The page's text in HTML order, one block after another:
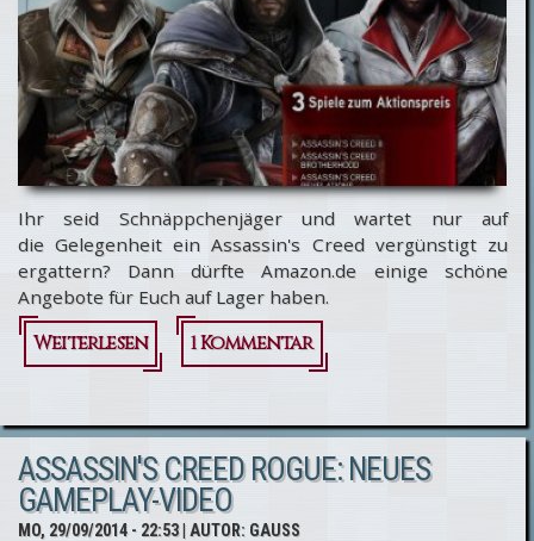
Konsolen
Ihr seid Schnäppchenjäger und wartet nur auf
die Gelegenheit ein Assassin's Creed vergünstigt zu
ergattern? Dann dürfte Amazon.de einige schöne
Angebote für Euch auf Lager haben.
Weiterlesen
über
Wochend-deals
im Anflug!
1 Kommentar
ASSASSIN'S CREED ROGUE: NEUES
GAMEPLAY-VIDEO
MO, 29/09/2014 - 22:53| AUTOR: GAUSS